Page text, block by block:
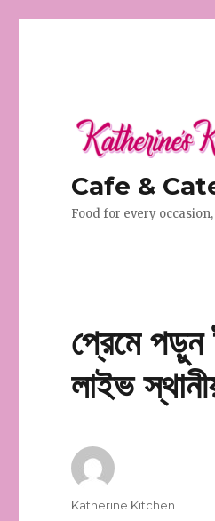
Cafe &
Food for every
প্রেমে পড়ুন
লাইভ
Author
Katherine Kitchen